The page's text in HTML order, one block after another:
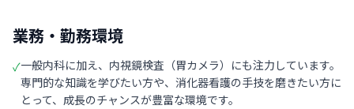
業務・勤務環境
✓一般内科に加え、内視鏡検査（胃カメラ）にも注力しています。
専門的な知識を学びたい方や、消化器看護の手技を磨きたい方に
とって、成長のチャンスが豊富な環境です。